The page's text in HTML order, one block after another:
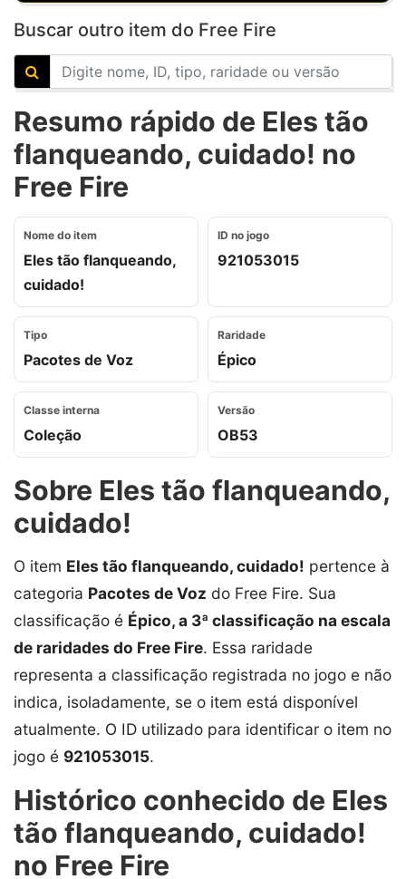
Buscar outro item do Free Fire
Resumo rápido de Eles tão
flanqueando, cuidado! no
Free Fire
Nome do item
Eles tão flanqueando,
cuidado!
ID no jogo
921053015
Tipo
Pacotes de Voz
Raridade
Épico
Classe interna
Coleção
Versão
OB53
Sobre Eles tão flanqueando,
cuidado!
O item Eles tão flanqueando, cuidado! pertence à
categoria Pacotes de Voz do Free Fire. Sua
classificação é Épico, a 3ª classificação na escala
de raridades do Free Fire. Essa raridade
representa a classificação registrada no jogo e não
indica, isoladamente, se o item está disponível
atualmente. O ID utilizado para identificar o item no
jogo é 921053015.
Histórico conhecido de Eles
tão flanqueando, cuidado!
no Free Fire